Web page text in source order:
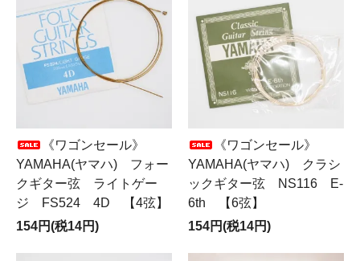
《ワゴンセール》
YAMAHA(ヤマハ) フォー
クギター弦 ライトゲー
ジ FS524 4D 【4弦】
154円(税14円)
《ワゴンセール》
YAMAHA(ヤマハ) クラシ
ックギター弦 NS116 E-
6th 【6弦】
154円(税14円)